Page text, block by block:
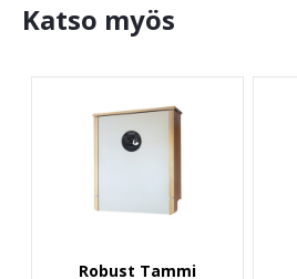
Katso myös
Robust Tammi